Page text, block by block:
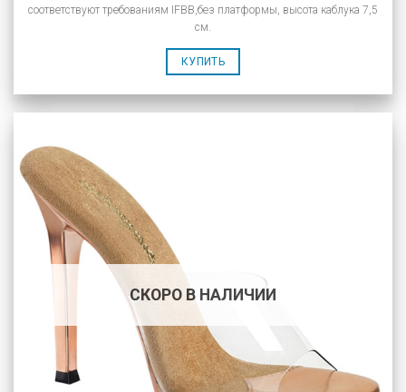
соответствуют требованиям IFBB,без платформы, высота каблука 7,5
см.
КУПИТЬ
СКОРО В НАЛИЧИИ